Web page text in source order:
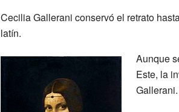
Cecilia Gallerani conservó el retrato
latín.
Aunque
Este, la